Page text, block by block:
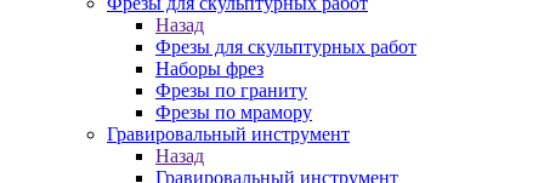
Назад
Фрезы для скульптурных работ
Наборы фрез
Фрезы по граниту
Фрезы по мрамору
Гравировальный инструмент
Назад
Гравировальный инструмент